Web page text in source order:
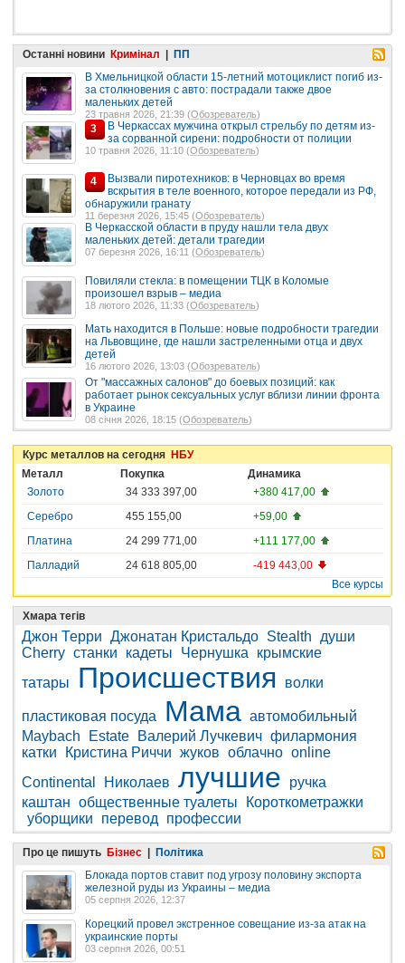
Останні новини Кримінал | ПП
В Хмельницкой области 15-летний мотоциклист погиб из-
за столкновения с авто: пострадали также двое
маленьких детей
23 травня 2026, 21:39 (Обозреватель)
3
В Черкассах мужчина открыл стрельбу по детям из-
за сорванной сирени: подробности от полиции
10 травня 2026, 11:10 (Обозреватель)
4
Вызвали пиротехников: в Черновцах во время
вскрытия в теле военного, которое передали из РФ,
обнаружили гранату
11 березня 2026, 15:45 (Обозреватель)
В Черкасской области в пруду нашли тела двух
маленьких детей: детали трагедии
07 березня 2026, 16:11 (Обозреватель)
Повиляли стекла: в помещении ТЦК в Коломые
произошел взрыв – медиа
18 лютого 2026, 11:33 (Обозреватель)
Мать находится в Польше: новые подробности трагедии
на Львовщине, где нашли застреленными отца и двух
детей
16 лютого 2026, 13:03 (Обозреватель)
От "массажных салонов" до боевых позиций: как
работает рынок сексуальных услуг вблизи линии фронта
в Украине
08 січня 2026, 18:15 (Обозреватель)
Курс металлов на сегодня НБУ
Металл
Покупка
Динамика
Золото
34 333 397,00
+380 417,00
Серебро
455 155,00
+59,00
Платина
24 299 771,00
+111 177,00
Палладий
24 618 805,00
-419 443,00
Все курсы
Хмара тегів
Джон Терри Джонатан Кристальдо Stealth
души
Cherry станки кадеты Чернушка
крымские
татары
Происшествия волки
пластиковая посуда Мама автомобильный
Maybach
Estate Валерий Лучкевич филармония
катки
Кристина Риччи жуков облачно online
Continental
Николаев лучшие
ручка
каштан общественные туалеты
Короткометражки
уборщики
перевод профессии
Про це пишуть Бізнес
Політика
Блокада портов ставит под угрозу половину экспорта
железной руды из Украины – медиа
05 серпня 2026, 12:37
Корецкий провел экстренное совещание из-за атак на
украинские порты
03 серпня 2026, 00:51